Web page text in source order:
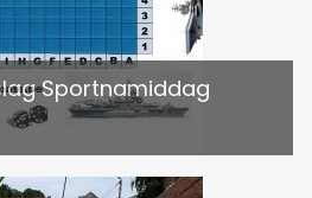
Sportnamiddag